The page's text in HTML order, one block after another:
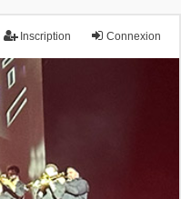
Connexion
Inscription